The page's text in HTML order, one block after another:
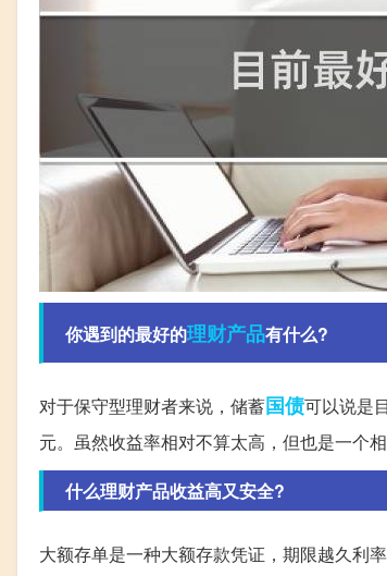
你遇到的最好的理财产品有什么?
对于保守型理财者来说，储蓄国债可以说是
元。虽然收益率相对不算太高，但也是一个相
什么理财产品收益高又安全?
大额存单是一种大额存款凭证，期限越久利